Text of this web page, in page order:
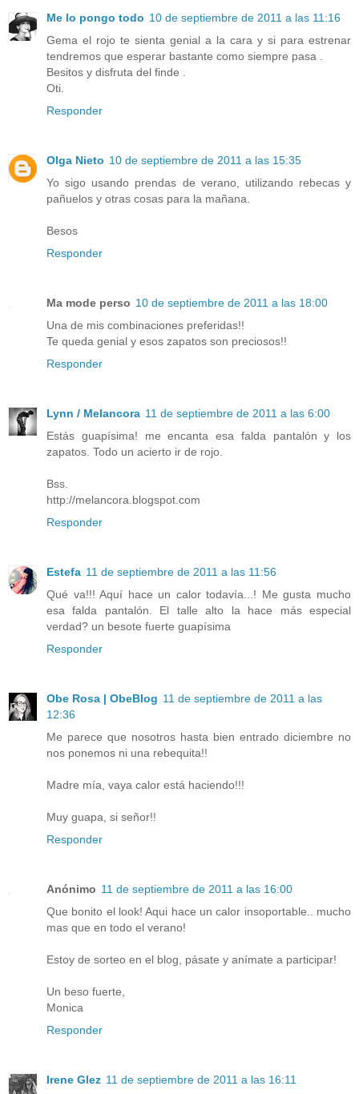
Me lo pongo todo 10 de septiembre de 2011 a las 11:16
Gema el rojo te sienta genial a la cara y si para estrenar
tendremos que esperar bastante como siempre pasa .
Besitos y disfruta del finde .
Oti.
Responder
Olga Nieto 10 de septiembre de 2011 a las 15:35
Yo sigo usando prendas de verano, utilizando rebecas y
pañuelos y otras cosas para la mañana.
Besos
Responder
Ma mode perso 10 de septiembre de 2011 a las 18:00
Una de mis combinaciones preferidas!!
Te queda genial y esos zapatos son preciosos!!
Responder
Lynn / Melancora 11 de septiembre de 2011 a las 6:00
Estás guapísima! me encanta esa falda pantalón y los
zapatos. Todo un acierto ir de rojo.
Bss.
http://melancora.blogspot.com
Responder
Estefa 11 de septiembre de 2011 a las 11:56
Qué va!!! Aquí hace un calor todavía...! Me gusta mucho
esa falda pantalón. El talle alto la hace más especial
verdad? un besote fuerte guapísima
Responder
Obe Rosa | ObeBlog 11 de septiembre de 2011 a las
12:36
Me parece que nosotros hasta bien entrado diciembre no
nos ponemos ni una rebequita!!
Madre mía, vaya calor está haciendo!!!
Muy guapa, si señor!!
Responder
Anónimo 11 de septiembre de 2011 a las 16:00
Que bonito el look! Aqui hace un calor insoportable.. mucho
mas que en todo el verano!
Estoy de sorteo en el blog, pásate y anímate a participar!
Un beso fuerte,
Monica
Responder
Irene Glez 11 de septiembre de 2011 a las 16:11